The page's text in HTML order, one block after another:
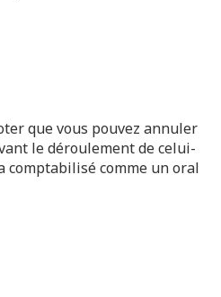
que vous pouvez annuler
le déroulement de celui-
comptabilisé comme un oral